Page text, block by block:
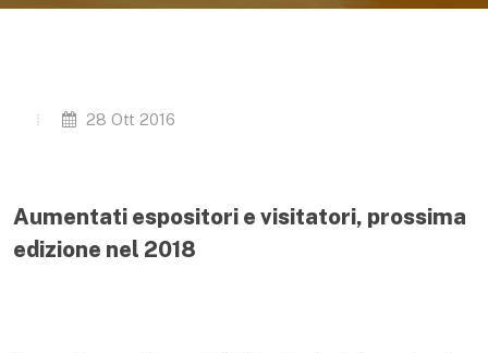
28 Ott 2016
Aumentati espositori e visitatori, prossima
edizione nel 2018